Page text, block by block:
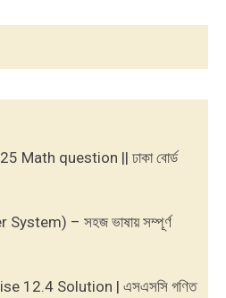
Math question || ঢাকা বোর্ড
System) – সহজ ভাষায় সম্পূর্ণ
12.4 Solution | এসএসসি গণিত